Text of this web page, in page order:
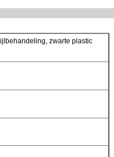
zwarte plastic